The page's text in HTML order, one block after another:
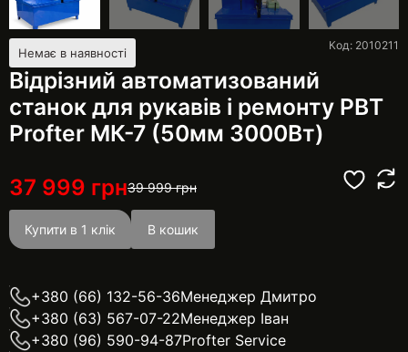
Немає в наявності
Відрізний автоматизований
станок для рукавів і ремонту РВТ
Profter МК-7 (50мм 3000Вт)
Код: 2010211
37 999 грн39 999грн
Купити в 1 клік В кошик
+380 (66) 132-56-36Менеджер Дмитро
+380 (63) 567-07-22Менеджер Іван
+380 (96) 590-94-87Profter Service